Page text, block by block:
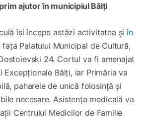
ajutor în municipiul Bălți
își începe astăzi activitatea șiîn
Palatului Municipal de Cultură,
24. Cortul va fi amenajat
Excepționale Bălți, iar Primăria va
paharele de unică folosință și
necesare. Asistența medicală va
Centrului Medicilor de Familie